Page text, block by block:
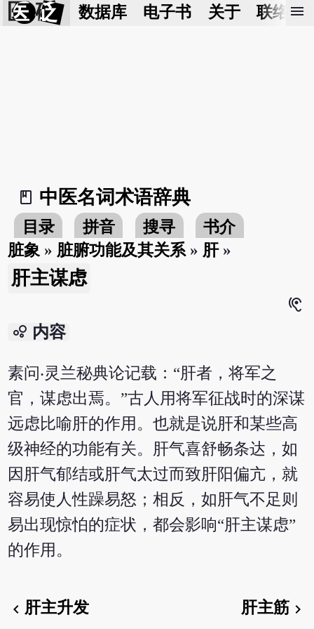
医 砭 数据库 电子书 关于 联络我
menu
book_2
中医名词术语辞典
目录 拼音 搜寻
书介
脏象 » 脏腑功能及其关系 » 肝»
肝主谋虑
hearing
bubble_chart 内容
素问‧灵兰秘典论记载：“肝者，将军之
官，谋虑出焉。”古人用将军征战时的深谋
远虑比喻肝的作用。也就是说肝和某些高
级神经的功能有关。肝气喜舒畅条达，如
因肝气郁结或肝气太过而致肝阳偏亢，就
容易使人性躁易怒；相反，如肝气不足则
易出现惊怕的症状，都会影响“肝主谋虑”
的作用。
chevron_left肝主升发 肝主筋 chevron_right